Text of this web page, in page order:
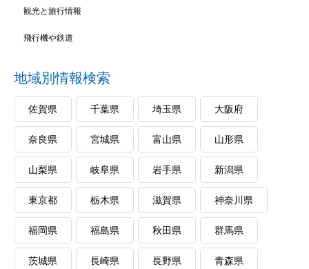
観光と旅行情報
飛行機や鉄道
地域別情報検索
佐賀県 千葉県 埼玉県 大阪府
奈良県 宮城県 富山県 山形県
山梨県 岐阜県 岩手県 新潟県
東京都 栃木県 滋賀県 神奈川県
福岡県 福島県 秋田県 群馬県
茨城県 長崎県 長野県 青森県